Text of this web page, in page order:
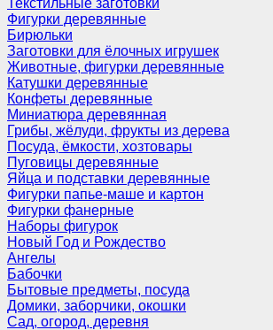
Текстильные заготовки
Фигурки деревянные
Бирюльки
Заготовки для ёлочных игрушек
Животные, фигурки деревянные
Катушки деревянные
Конфеты деревянные
Миниатюра деревянная
Грибы, жёлуди, фрукты из дерева
Посуда, ёмкости, хозтовары
Пуговицы деревянные
Яйца и подставки деревянные
Фигурки папье-маше и картон
Фигурки фанерные
Наборы фигурок
Новый Год и Рождество
Ангелы
Бабочки
Бытовые предметы, посуда
Домики, заборчики, окошки
Сад, огород, деревня